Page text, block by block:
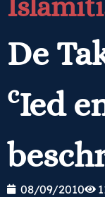
De
cIed
08/09/2010